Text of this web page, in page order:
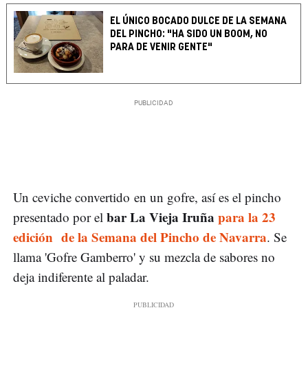
EL ÚNICO BOCADO DULCE DE LA SEMANA
DEL PINCHO: "HA SIDO UN BOOM, NO
PARA DE VENIR GENTE"
Un ceviche convertido en un gofre, así es el pincho
presentado por el bar La Vieja Iruña para la 23
edición de la Semana del Pincho de Navarra. Se
llama 'Gofre Gamberro' y su mezcla de sabores no
deja indiferente al paladar.